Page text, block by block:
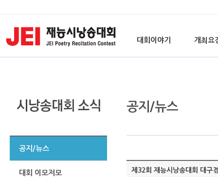
대회이야기 개최요
공지/뉴스
대회 이모저모
공지/뉴스
제32회 재능시낭송대회 대구